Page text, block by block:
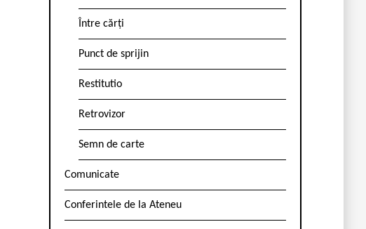
Între cărți
Punct de sprijin
Restitutio
Retrovizor
Semn de carte
Comunicate
Conferintele de la Ateneu